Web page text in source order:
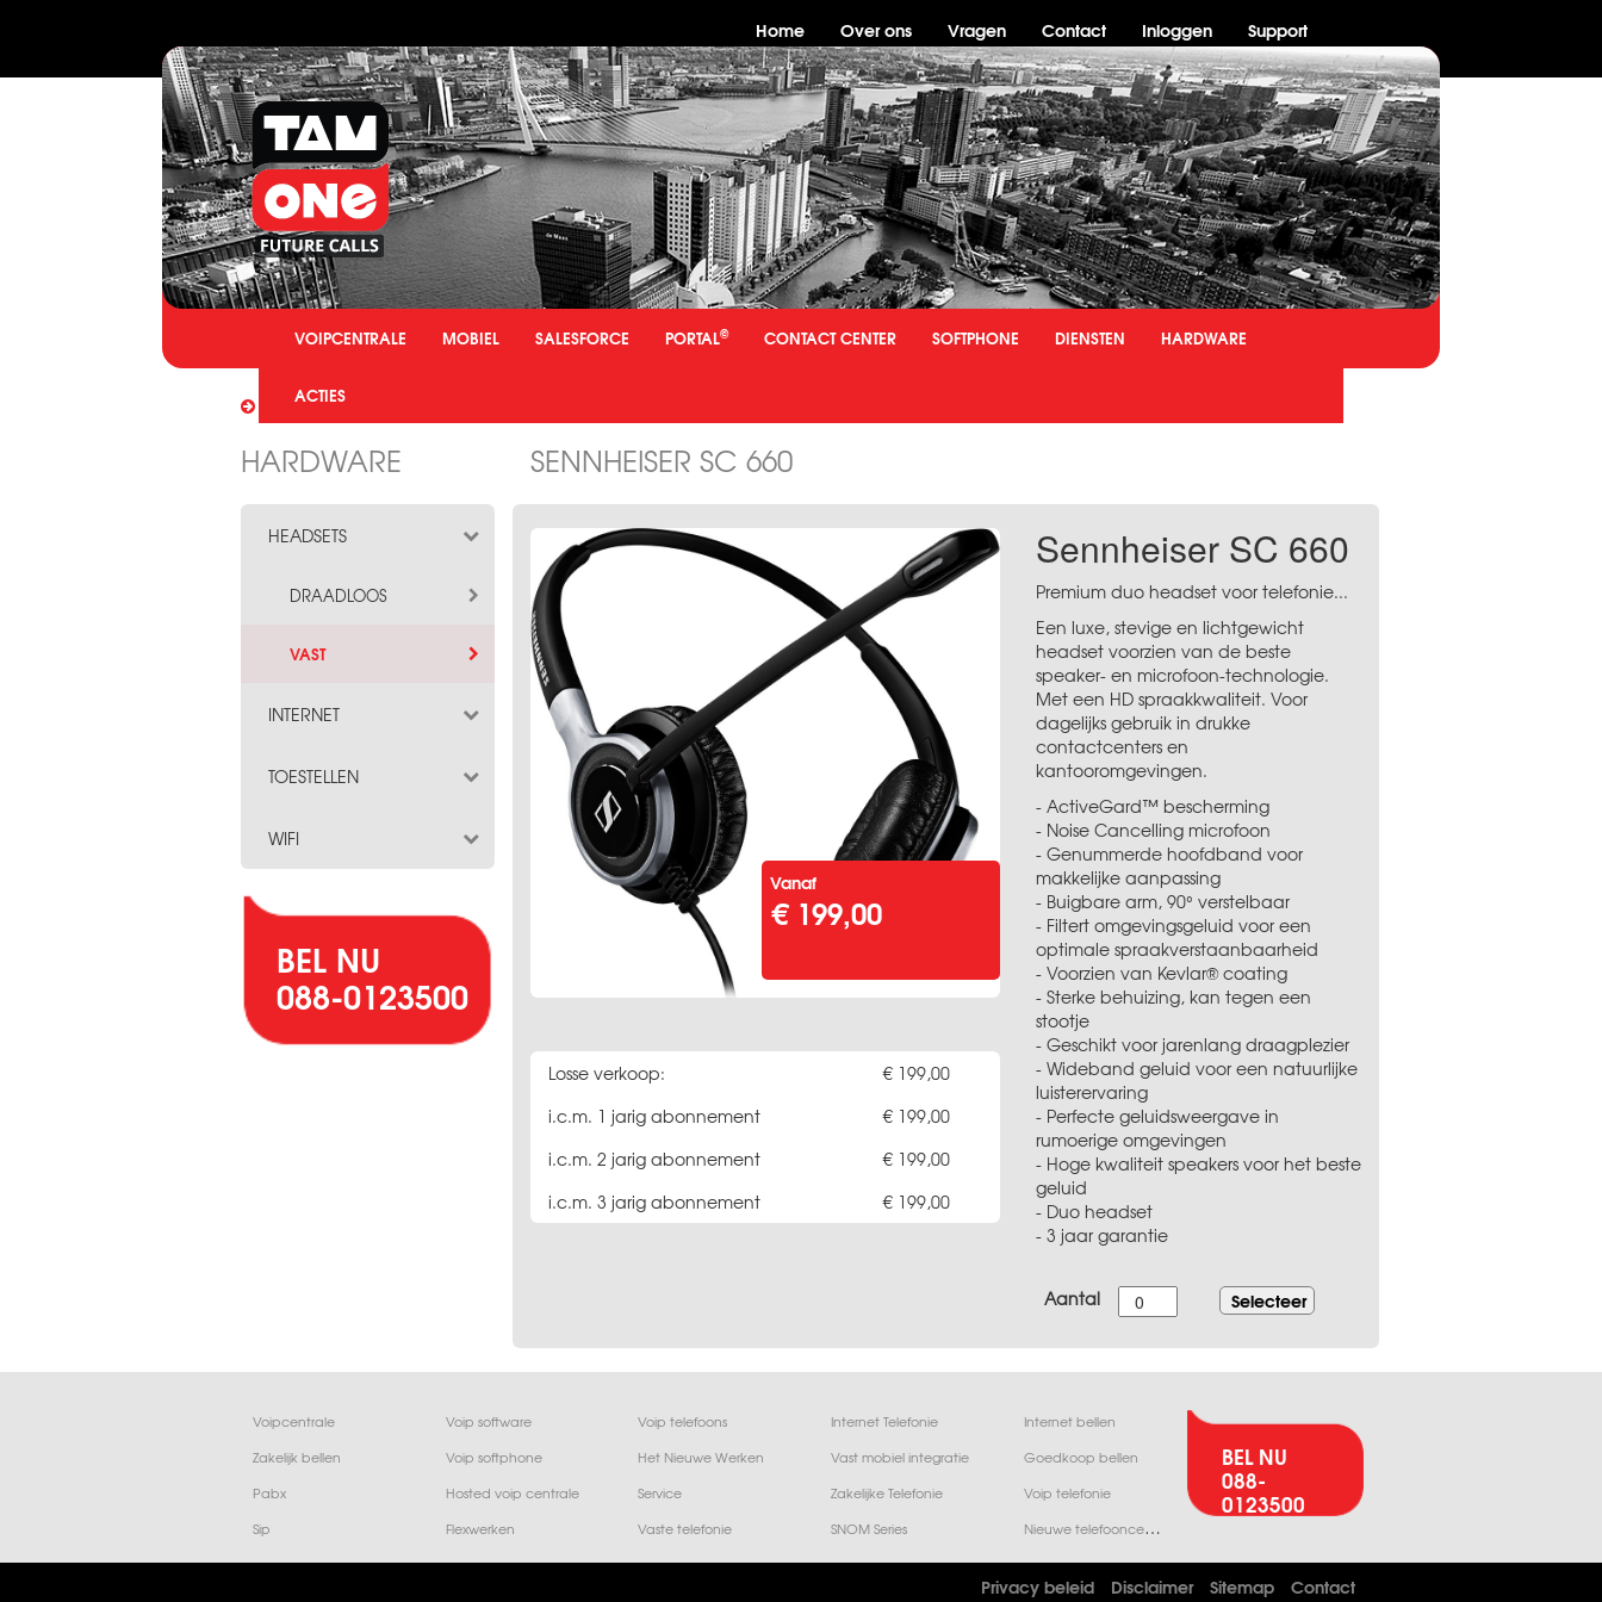
Home Over ons Vragen Contact Inloggen Support
VOIPCENTRALE MOBIEL SALESFORCE PORTAL© CONTACT CENTER SOFTPHONE DIENSTEN HARDWARE
ACTIES
U BENT HIER:
HARDWARE
HEADSETS
DRAADLOOS
VAST
INTERNET
TOESTELLEN
WIFI
BEL NU
088-0123500
SENNHEISER SC 660
Vanaf
€ 199,00
Losse verkoop:
199,00
i.c.m. 1 jarig abonnement
199,00
i.c.m. 2 jarig abonnement
199,00
i.c.m. 3 jarig abonnement
199,00
Sennheiser SC 660
Premium duo headset voor telefonie...
Een luxe, stevige en lichtgewicht
headset voorzien van de beste
speaker- en microfoon-technologie.
Met een HD spraakkwaliteit. Voor
dagelijks gebruik in drukke
contactcenters en
kantooromgevingen.
- ActiveGard™ bescherming
- Noise Cancelling microfoon
- Genummerde hoofdband voor
makkelijke aanpassing
- Buigbare arm, 90° verstelbaar
- Filtert omgevingsgeluid voor een
optimale spraakverstaanbaarheid
- Voorzien van Kevlar® coating
- Sterke behuizing, kan tegen een
stootje
- Geschikt voor jarenlang draagplezier
- Wideband geluid voor een natuurlijke
luisterervaring
- Perfecte geluidsweergave in
rumoerige omgevingen
- Hoge kwaliteit speakers voor het beste
geluid
- Duo headset
- 3 jaar garantie
Aantal
Voipcentrale
Zakelijk bellen
Pabx
Sip
Voip software
Voip softphone
Hosted voip centrale
Flexwerken
Voip telefoons
Het Nieuwe Werken
Service
Vaste telefonie
Internet Telefonie
Vast mobiel integratie
Zakelijke Telefonie
SNOM Series
Internet bellen
Goedkoop bellen
Voip telefonie
N
ieuwe telefooncentrale
BEL NU
088-
0123500
Privacy beleid Disclaimer Sitemap Contact